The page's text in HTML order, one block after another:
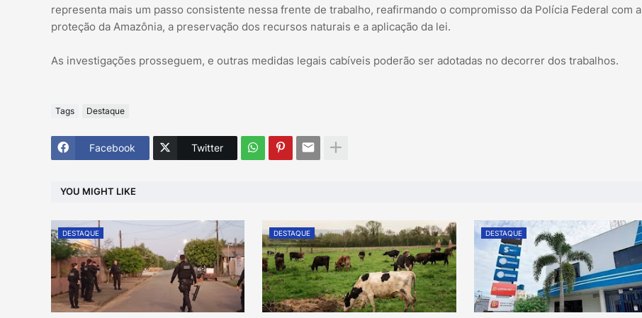
representa mais um passo consistente nessa frente de trabalho, reafirmando o compromisso da Polícia Federal com a
proteção da Amazônia, a preservação dos recursos naturais e a aplicação da lei.
As investigações prosseguem, e outras medidas legais cabíveis poderão ser adotadas no decorrer dos trabalhos.
Tags Destaque
Facebook Twitter
YOU MIGHT LIKE
DESTAQUE DESTAQUE DESTAQUE